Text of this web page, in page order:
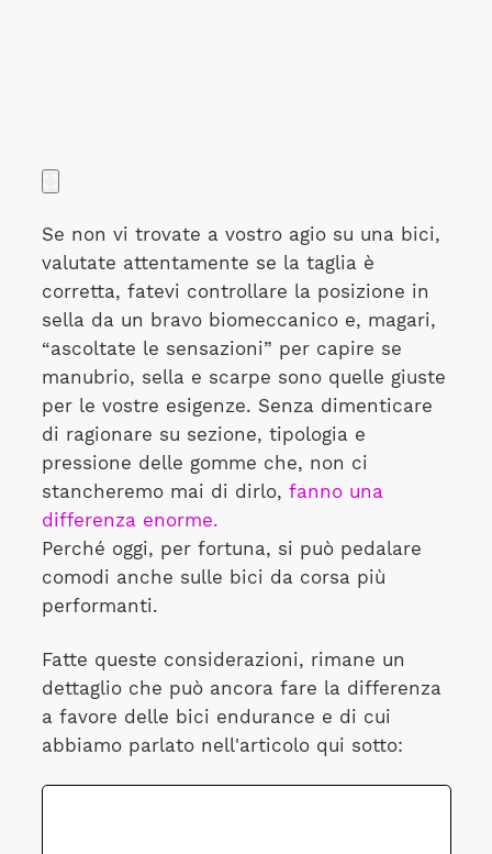
Se non vi trovate a vostro agio su una bici,
valutate attentamente se la taglia è
corretta, fatevi controllare la posizione in
sella da un bravo biomeccanico e, magari,
“ascoltate le sensazioni” per capire se
manubrio, sella e scarpe sono quelle giuste
per le vostre esigenze. Senza dimenticare
di ragionare su sezione, tipologia e
pressione delle gomme che, non ci
stancheremo mai di dirlo, fanno una
differenza enorme.
Perché oggi, per fortuna, si può pedalare
comodi anche sulle bici da corsa più
performanti.
Fatte queste considerazioni, rimane un
dettaglio che può ancora fare la differenza
a favore delle bici endurance e di cui
abbiamo parlato nell'articolo qui sotto: